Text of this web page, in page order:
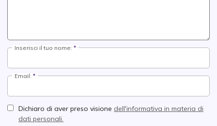
Inserisci il tuo nome:
Email:
Dichiaro di aver preso visione dell'informativa in materia di
dati personali.